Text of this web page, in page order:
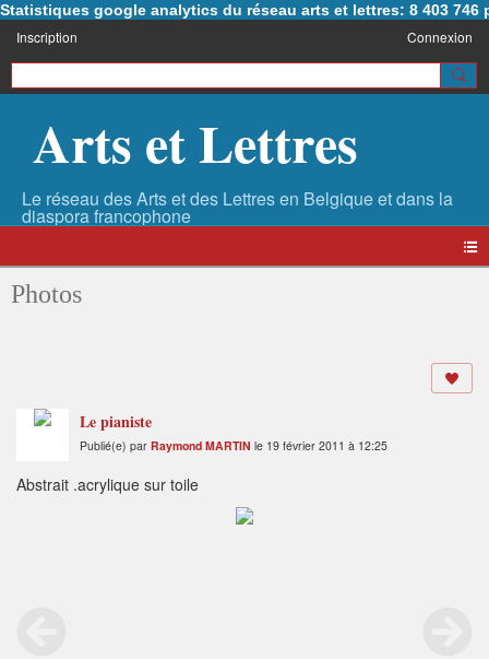
Statistiques google analytics du réseau arts et lettres: 8 403 746
Inscription Connexion
Arts et Lettres
Photos
Le pianiste
Publié(e) par Raymond MARTIN le 19 février 2011 à 12:25
Abstrait .acrylique sur toile